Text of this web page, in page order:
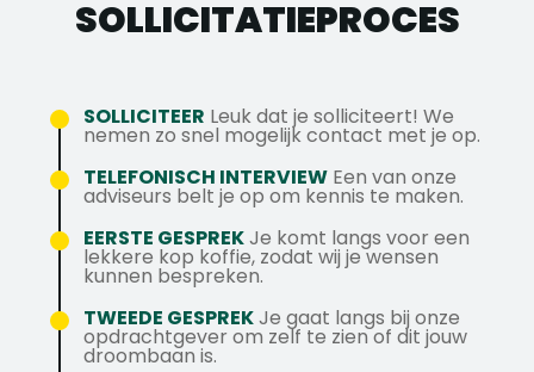
levensduur te verlengen.
afwisselend en dynamisch is.
Dankzij jouw technische kennis en
probleemoplossend vermogen ben jij een
belangrijke kracht binnen het team.
uitdagende locaties.
onderhouden van elektrotechnische of
Je beheerst de Nederlandse taal goed,
zowel mondeling als schriftelijk.
Je bent bereid om eens per 6 tot 8 weken
storingsdiensten te draaien.
maand.
jaarcontract.
✓ Je ontvangt een nette auto van de zaak
met tankpas, waarbij privé rijden ook
✓ Daarnaast krijg je een tablet en telefoon,
8,33% vakantiegeld.
SOLLICITATIE­PROCES
SOLLICITEER Leuk dat je solliciteert! We
nemen zo snel mogelijk contact met je op.
TELEFONISCH INTERVIEW Een van onze
adviseurs belt je op om kennis te maken.
EERSTE GESPREKJe komt langs voor een
lekkere kop koffie, zodat wij je wensen
kunnen bespreken.
TWEEDE GESPREKJe gaat langs bij onze
opdrachtgever om zelf te zien of dit jouw
droombaan is.